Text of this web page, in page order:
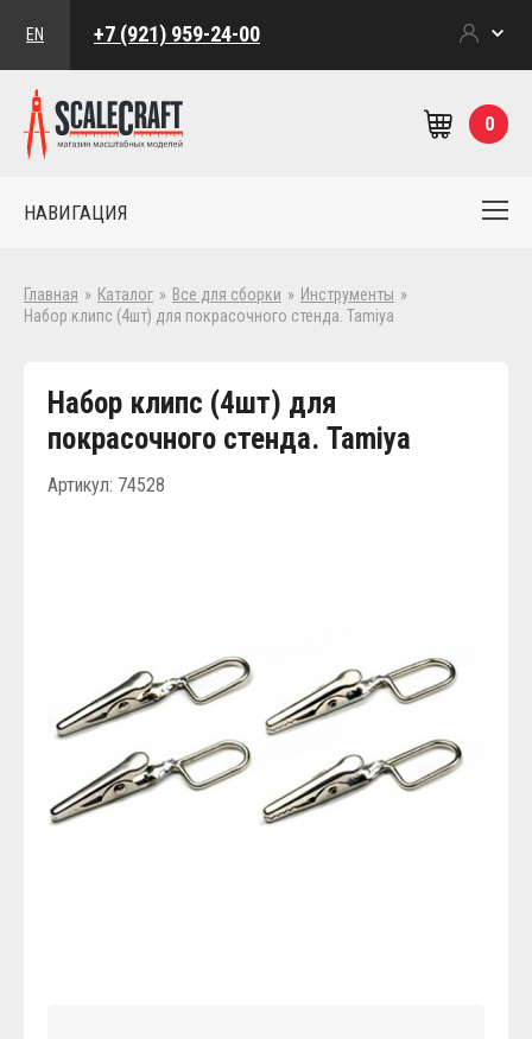
EN +7 (921) 959-24-00
0
НАВИГАЦИЯ
Главная » Каталог » Все для сборки » Инструменты »
Набор клипс (4шт) для покрасочного стенда. Tamiya
Набор клипс (4шт) для
покрасочного стенда. Tamiya
Артикул: 74528